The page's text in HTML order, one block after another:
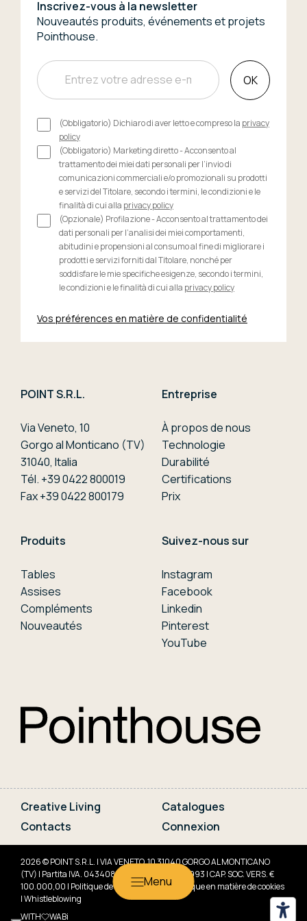
POINT S.R.L.
Via Veneto, 10
Gorgo al Monticano (TV)
31040, Italia
Tél. +39 0422 800019
Fax +39 0422 800179
Entreprise
À propos de nous
Technologie
Durabilité
Certifications
Prix
Produits
Tables
Assises
Compléments
Nouveautés
Suivez-nous sur
Instagram
Facebook
Linkedin
Pinterest
YouTube
Inscrivez-vous à la newsletter
Nouveautés produits, événements et projets
Pointhouse.
OK
(Obbligatorio) Dichiaro di aver letto e compreso la privacy
policy
(Obbligatorio) Marketing diretto - Acconsento al
trattamento dei miei dati personali per l’invio di
comunicazioni commerciali e/o promozionali su prodotti
e servizi del Titolare, secondo i termini, le condizioni e le
finalità di cui alla privacy policy
(Opzionale) Profilazione - Acconsento al trattamento dei
dati personali per l’analisi dei miei comportamenti,
abitudini e propensioni al consumo al fine di migliorare i
prodotti e servizi forniti dal Titolare, nonché per
soddisfare le mie specifiche esigenze, secondo i termini,
le condizioni e le finalità di cui alla privacy policy
Vos préférences en matière de confidentialité
Creative Living
Catalogues
Contacts
Connexion
2026 © POINT S.R.L. | VIA VENETO, 10 31040 GORGO AL MONTICANO
(TV) | Partita IVA. 04340830266 | REA TV-341993 | CAP. SOC. VERS. €
100.000,00 | Politique de confidentialité|
Politique en matière de cookies
|Whistleblowing
WITH
WABi